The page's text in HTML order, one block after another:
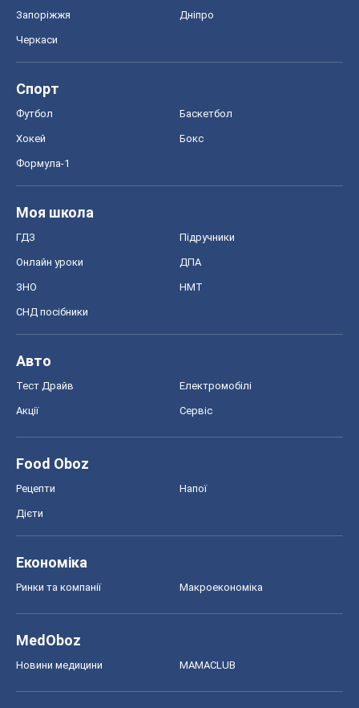
Запоріжжя Дніпро
Черкаси
Спорт
Футбол Баскетбол
Хокей Бокс
Формула-1
Моя школа
ГДЗ Підручники
Онлайн уроки ДПА
ЗНО НМТ
СНД посібники
Авто
Тест Драйв Електромобілі
Акції Сервіс
Food Oboz
Рецепти Напої
Дієти
Економіка
Ринки та компанії Макроекономіка
MedOboz
Новини медицини MAMACLUB